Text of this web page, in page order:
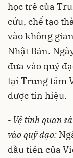
học trẻ của
cứu, chế tạo
vào không
Nhật Bản.
đưa vào quỹ
tại Trung tâm
được tín hiệu.
- Vệ tinh quan
vào quỹ đạo:
đầu tiên của